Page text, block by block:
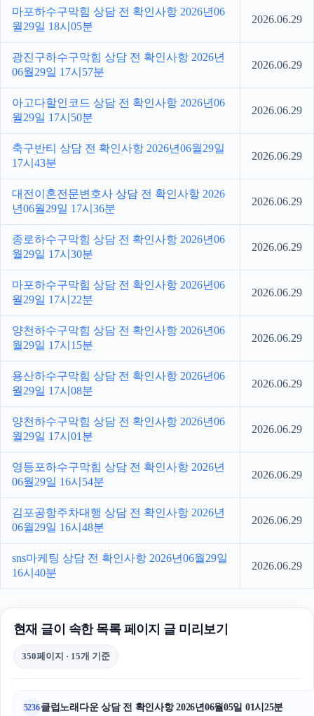
마포하수구막힘 상담 전 확인사항 2026년06
월29일 18시05분
2026.06.29
광진구하수구막힘 상담 전 확인사항 2026년
06월29일 17시57분
2026.06.29
아고다할인코드 상담 전 확인사항 2026년06
월29일 17시50분
2026.06.29
축구반티 상담 전 확인사항 2026년06월29일
17시43분
2026.06.29
대전이혼전문변호사 상담 전 확인사항 2026
년06월29일 17시36분
2026.06.29
종로하수구막힘 상담 전 확인사항 2026년06
월29일 17시30분
2026.06.29
마포하수구막힘 상담 전 확인사항 2026년06
월29일 17시22분
2026.06.29
양천하수구막힘 상담 전 확인사항 2026년06
월29일 17시15분
2026.06.29
용산하수구막힘 상담 전 확인사항 2026년06
월29일 17시08분
2026.06.29
양천하수구막힘 상담 전 확인사항 2026년06
월29일 17시01분
2026.06.29
영등포하수구막힘 상담 전 확인사항 2026년
06월29일 16시54분
2026.06.29
김포공항주차대행 상담 전 확인사항 2026년
06월29일 16시48분
2026.06.29
sns마케팅 상담 전 확인사항 2026년06월29일
16시40분
2026.06.29
현재 글이 속한 목록 페이지 글 미리보기
350페이지 · 15개 기준
5236클럽노래다운 상담 전 확인사항 2026년06월05일 01시25분